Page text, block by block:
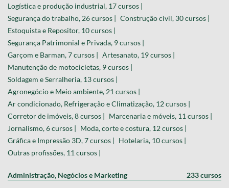
Logística e produção industrial, 17 cursos |
Segurança do trabalho, 26 cursos | Construção civil, 30 cursos |
Estoquista e Repositor, 10 cursos |
Segurança Patrimonial e Privada, 9 cursos |
Garçom e Barman, 7 cursos | Artesanato, 19 cursos |
Manutenção de motocicletas, 9 cursos |
Soldagem e Serralheria, 13 cursos |
Agronegócio e Meio ambiente, 21 cursos |
Ar condicionado, Refrigeração e Climatização, 12 cursos |
Corretor de imóveis, 8 cursos | Marcenaria e móveis, 11 cursos |
Jornalismo, 6 cursos | Moda, corte e costura, 12 cursos |
Gráfica e Impressão 3D, 7 cursos | Hotelaria, 10 cursos |
Outras profissões, 11 cursos |
Administração, Negócios e Marketing 233 cursos